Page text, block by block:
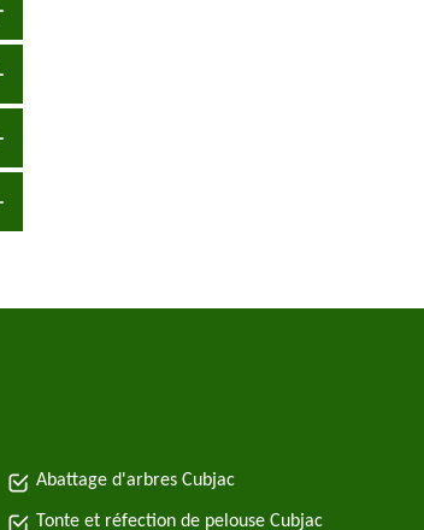
Abattage d'arbres Cubjac
Tonte et réfection de pelouse Cubjac